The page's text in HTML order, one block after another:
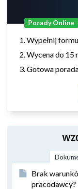
Porady Online
Wypełnij
Wycena do 15
Gotowa
Brak
pracodawcy?